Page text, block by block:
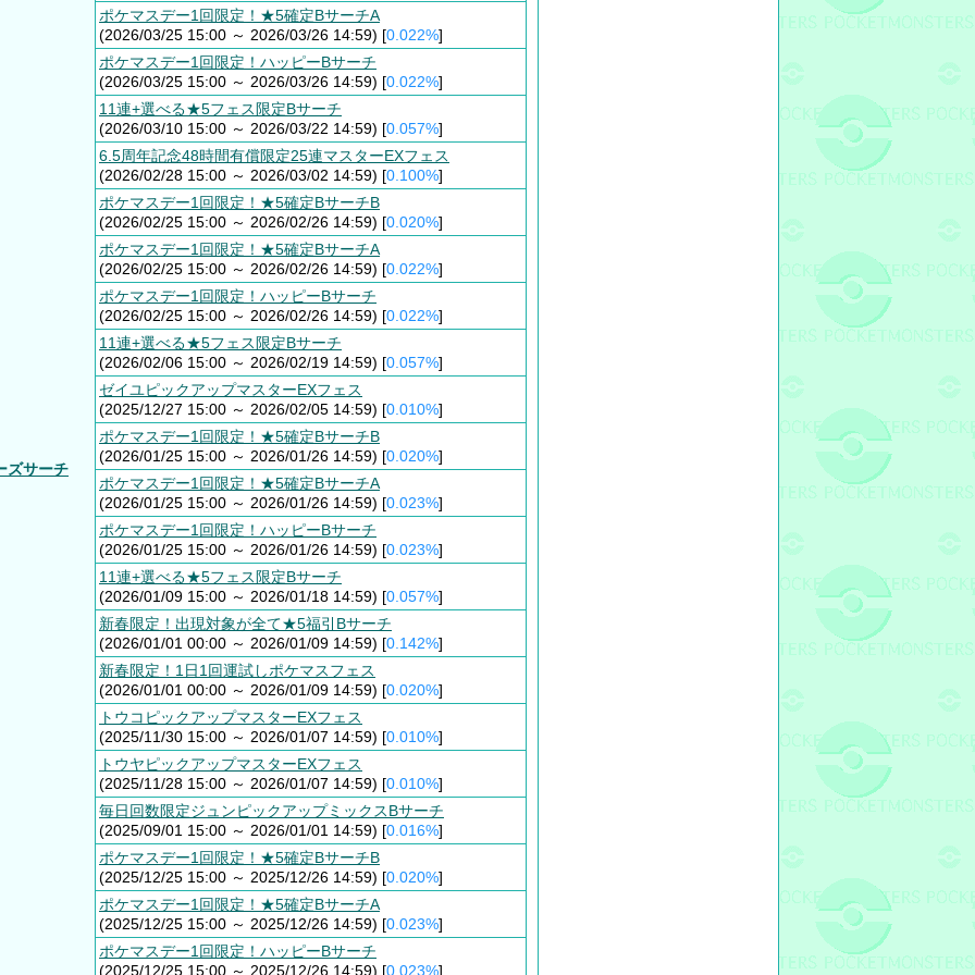
ズサーチ
ポケマスデー1回限定！★5確定BサーチA
(2026/03/25 15:00 ～ 2026/03/26 14:59) [0.022%]
ポケマスデー1回限定！ハッピーBサーチ
(2026/03/25 15:00 ～ 2026/03/26 14:59) [0.022%]
11連+選べる★5フェス限定Bサーチ
(2026/03/10 15:00 ～ 2026/03/22 14:59) [0.057%]
6.5周年記念48時間有償限定25連マスターEXフェス
(2026/02/28 15:00 ～ 2026/03/02 14:59) [0.100%]
ポケマスデー1回限定！★5確定BサーチB
(2026/02/25 15:00 ～ 2026/02/26 14:59) [0.020%]
ポケマスデー1回限定！★5確定BサーチA
(2026/02/25 15:00 ～ 2026/02/26 14:59) [0.022%]
ポケマスデー1回限定！ハッピーBサーチ
(2026/02/25 15:00 ～ 2026/02/26 14:59) [0.022%]
11連+選べる★5フェス限定Bサーチ
(2026/02/06 15:00 ～ 2026/02/19 14:59) [0.057%]
ゼイユピックアップマスターEXフェス
(2025/12/27 15:00 ～ 2026/02/05 14:59) [0.010%]
ポケマスデー1回限定！★5確定BサーチB
(2026/01/25 15:00 ～ 2026/01/26 14:59) [0.020%]
ポケマスデー1回限定！★5確定BサーチA
(2026/01/25 15:00 ～ 2026/01/26 14:59) [0.023%]
ポケマスデー1回限定！ハッピーBサーチ
(2026/01/25 15:00 ～ 2026/01/26 14:59) [0.023%]
11連+選べる★5フェス限定Bサーチ
(2026/01/09 15:00 ～ 2026/01/18 14:59) [0.057%]
新春限定！出現対象が全て★5福引Bサーチ
(2026/01/01 00:00 ～ 2026/01/09 14:59) [0.142%]
新春限定！1日1回運試しポケマスフェス
(2026/01/01 00:00 ～ 2026/01/09 14:59) [0.020%]
トウコピックアップマスターEXフェス
(2025/11/30 15:00 ～ 2026/01/07 14:59) [0.010%]
トウヤピックアップマスターEXフェス
(2025/11/28 15:00 ～ 2026/01/07 14:59) [0.010%]
毎日回数限定ジュンピックアップミックスBサーチ
(2025/09/01 15:00 ～ 2026/01/01 14:59) [0.016%]
ポケマスデー1回限定！★5確定BサーチB
(2025/12/25 15:00 ～ 2025/12/26 14:59) [0.020%]
ポケマスデー1回限定！★5確定BサーチA
(2025/12/25 15:00 ～ 2025/12/26 14:59) [0.023%]
ポケマスデー1回限定！ハッピーBサーチ
(2025/12/25 15:00 ～ 2025/12/26 14:59) [0.023%]